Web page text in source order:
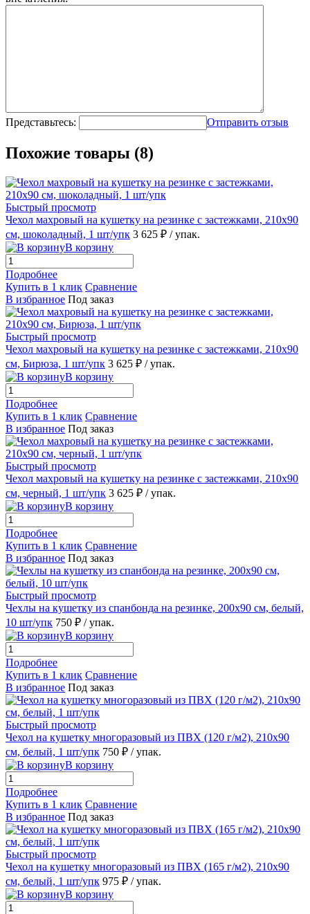
Представьтесь: Отправить отзыв
Похожие товары (8)
Быстрый просмотр
Чехол махровый на кушетку на резинке с застежками, 210х90
см, шоколадный, 1 шт/упк 3 625 ₽ / упак.
В корзину
Подробнее
Купить в 1 клик Сравнение
В избранное Под заказ
Быстрый просмотр
Чехол махровый на кушетку на резинке с застежками, 210х90
см, Бирюза, 1 шт/упк 3 625 ₽ / упак.
В корзину
Подробнее
Купить в 1 клик Сравнение
В избранное Под заказ
Быстрый просмотр
Чехол махровый на кушетку на резинке с застежками, 210х90
см, черный, 1 шт/упк 3 625 ₽ / упак.
В корзину
Подробнее
Купить в 1 клик Сравнение
В избранное Под заказ
Быстрый просмотр
Чехлы на кушетку из спанбонда на резинке, 200х90 см, белый,
10 шт/упк 750 ₽ / упак.
В корзину
Подробнее
Купить в 1 клик Сравнение
В избранное Под заказ
Быстрый просмотр
Чехол на кушетку многоразовый из ПВХ (120 г/м2), 210х90
см, белый, 1 шт/упк 750 ₽ / упак.
В корзину
Подробнее
Купить в 1 клик Сравнение
В избранное Под заказ
Быстрый просмотр
Чехол на кушетку многоразовый из ПВХ (165 г/м2), 210х90
см, белый, 1 шт/упк 975 ₽ / упак.
В корзину